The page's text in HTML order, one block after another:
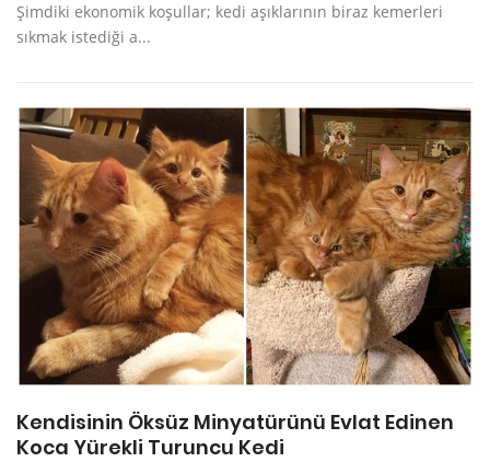
Şimdiki ekonomik koşullar; kedi aşıklarının biraz kemerleri
sıkmak istediği a...
Kendisinin Öksüz Minyatürünü Evlat Edinen
Koca Yürekli Turuncu Kedi